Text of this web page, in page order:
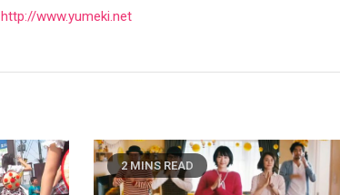
http://www.yumeki.net
2 MINS READ